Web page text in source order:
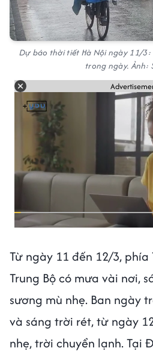
Dự báo thời tiết Hà Nội ngày 11/
trong ngày. Ảnh:
Từ ngày 11 đến 12/3, phía
Trung Bộ có mưa vài nơi,
sương mù nhẹ. Ban ngày
và sáng trời rét, từ ngày
nhẹ, trời chuyển lạnh. Tại